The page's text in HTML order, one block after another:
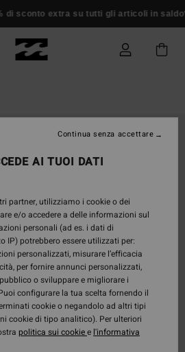
extra su tutti gli articoli in saldo*
AI TUOI DATI
partner, utilizziamo i cookie o dei
e/o accedere a delle informazioni sul
personali (ad es. i dati di
IP) potrebbero essere utilizzati per:
personalizzati, misurare l’efficacia
per fornire annunci personalizzati,
o sviluppare e migliorare i
configurare la tua scelta fornendo il
cookie o negandolo ad altri tipi
cookie di tipo analitico). Per ulteriori
politica sui cookiee l'informativa
Continua senza accettare